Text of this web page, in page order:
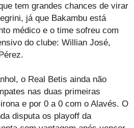
tem grandes chances de virar
já que Bakambu está
médico e o time sofreu com
do clube: Willian José,
o Real Betis ainda não
nas duas primeiras
e por 0 a 0 com o Alavés. O
disputa os playoff da